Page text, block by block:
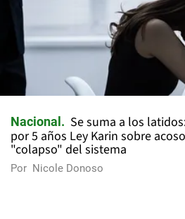
Nacional
Se suma a los
por 5 años Ley Karin sobre
"colapso" del sistema
Por Nicole Donoso